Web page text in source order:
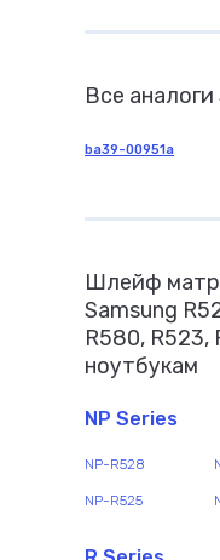
Все
ba39-00951a
Шлейф
Samsung
R580, R523,
ноутбукам
NP Series
NP-R528
NP-R525